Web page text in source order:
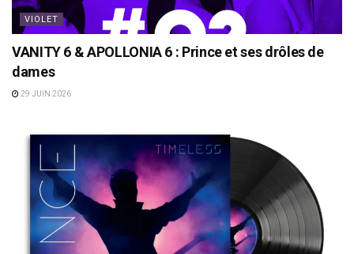
VIOLET
VANITY 6 & APOLLONIA 6 : Prince et ses drôles de
dames
29 JUIN 2026